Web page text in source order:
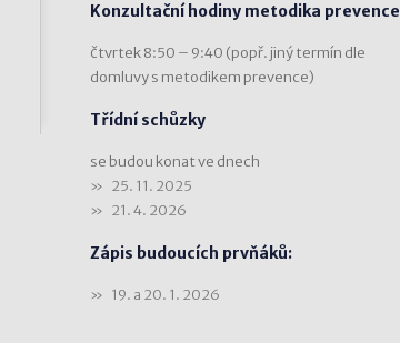
Konzultační hodiny metodika prevence
čtvrtek 8:50 – 9:40 (popř. jiný termín dle
domluvy s metodikem prevence)
Třídní schůzky
se budou konat ve dnech
25. 11. 2025
21. 4. 2026
Zápis budoucích prvňáků:
19. a 20. 1. 2026